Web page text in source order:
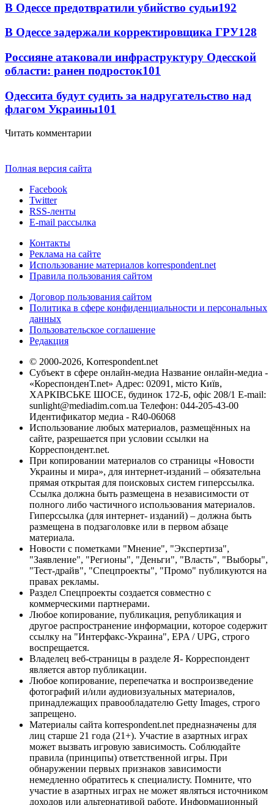
В Одессе предотвратили убийство судьи192
В Одессе задержали корректировщика ГРУ128
Россияне атаковали инфраструктуру Одесской
области: ранен подросток101
Одессита будут судить за надругательство над
флагом Украины101
Читать комментарии
Полная версия сайта
Facebook
Twitter
RSS-ленты
E-mail рассылка
Контакты
Реклама на сайте
Использование материалов korrespondent.net
Правила пользования сайтом
Договор пользования сайтом
Политика в сфере конфиденциальности и персональных
данных
Пользовательское соглашение
Редакция
© 2000-2026, Korrespondent.net
Субъект в сфере онлайн-медиа Название онлайн-медиа -
«КореспонденТ.net» Адрес: 02091, місто Київ,
ХАРКІВСЬКЕ ШОСЕ, будинок 172-Б, офіс 208/1 E-mail:
sunlight@mediadim.com.ua Телефон: 044-205-43-00
Идентификатор медиа - R40-06068
Использование любых материалов, размещённых на
сайте, разрешается при условии ссылки на
Корреспондент.net.
При копировании материалов со страницы «Новости
Украины и мира», для интернет-изданий – обязательна
прямая открытая для поисковых систем гиперссылка.
Ссылка должна быть размещена в независимости от
полного либо частичного использования материалов.
Гиперссылка (для интернет- изданий) – должна быть
размещена в подзаголовке или в первом абзаце
материала.
Новости с пометками "Мнение", "Экспертиза",
"Заявление", "Регионы", "Деньги", "Власть", "Выборы",
"Тест-драйв", "Спецпроекты", "Промо" публикуются на
правах рекламы.
Раздел Спецпроекты создается совместно с
коммерческими партнерами.
Любое копирование, публикация, републикация и
другое распространение информации, которое содержит
ссылку на "Интерфакс-Украина", EPA / UPG, строго
воспрещается.
Владелец веб-страницы в разделе Я- Корреспондент
является автор публикации.
Любое копирование, перепечатка и воспроизведение
фотографий и/или аудиовизуальных материалов,
принадлежащих правообладателю Getty Images, строго
запрещено.
Материалы сайта korrespondent.net предназначены для
лиц старше 21 года (21+). Участие в азартных играх
может вызвать игровую зависимость. Соблюдайте
правила (принципы) ответственной игры. При
обнаружении первых признаков зависимости
немедленно обратитесь к специалисту. Помните, что
участие в азартных играх не может являться источником
доходов или альтернативой работе. Информационный